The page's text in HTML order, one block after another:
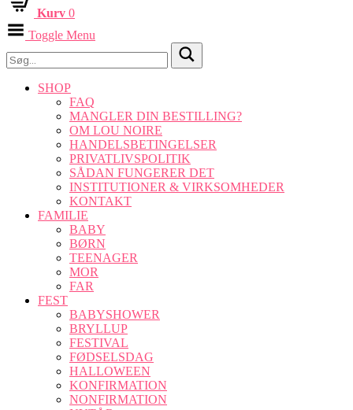
Kurv 0
Toggle Menu
SHOP
FAQ
MANGLER DIN BESTILLING?
OM LOU NOIRE
HANDELSBETINGELSER
PRIVATLIVSPOLITIK
SÅDAN FUNGERER DET
INSTITUTIONER & VIRKSOMHEDER
KONTAKT
FAMILIE
BABY
BØRN
TEENAGER
MOR
FAR
FEST
BABYSHOWER
BRYLLUP
FESTIVAL
FØDSELSDAG
HALLOWEEN
KONFIRMATION
NONFIRMATION